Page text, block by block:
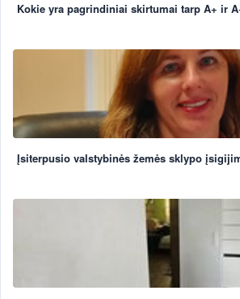
Kokie yra pagrindiniai skirtumai tarp A+ ir
Įsiterpusio valstybinės žemės sklypo